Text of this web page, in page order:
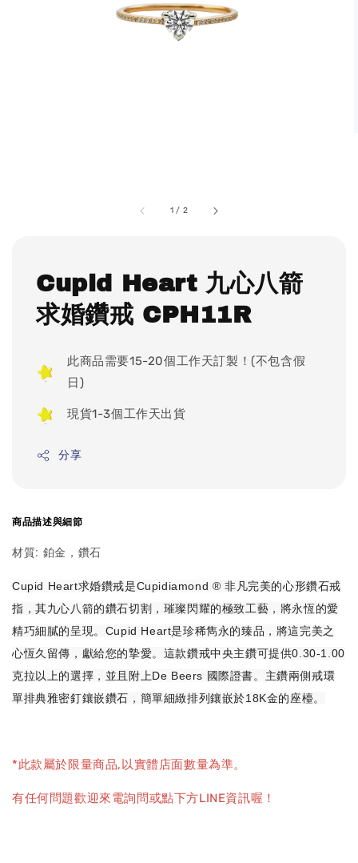
1 / 2
Cupid Heart 九心八箭
求婚鑽戒 CPH11R
此商品需要15-20個工作天訂製！(不包含假
日)
現貨1-3個工作天出貨
分享
商品描述與細節
材質: 鉑金，鑽石
Cupid Heart求婚鑽戒是Cupidiamond ® 非凡完美的心形鑽石戒
指，其九心八箭的鑽石切割，璀璨閃耀的極致工藝，將永恆的愛
精巧細膩的呈現。Cupid Heart是珍稀雋永的臻品，將這完美之
心恆久留傳，獻給您的摯愛。這款鑽戒中央主鑽可提供0.30-1.00
克拉以上的選擇，並且附上De Beers 國際證書。主鑽兩側戒環
單排典雅密釘鑲嵌鑽石，簡單細緻排列鑲嵌於18K金的座檯。
*此款屬於限量商品,以實體店面數量為準。
有任何問題歡迎來電詢問或點下方LINE資訊喔！